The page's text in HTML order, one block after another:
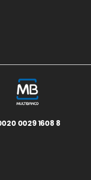
0029 1608 8